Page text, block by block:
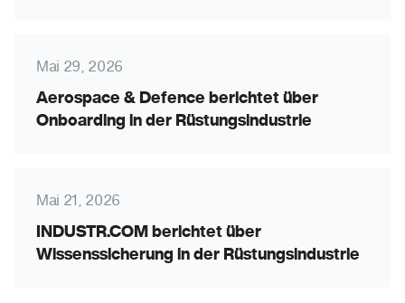
Mai 29, 2026
Aerospace & Defence berichtet über
Onboarding in der Rüstungsindustrie
Mai 21, 2026
INDUSTR.COM berichtet über
Wissenssicherung in der Rüstungsindustrie